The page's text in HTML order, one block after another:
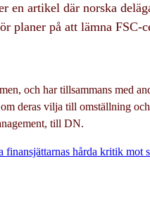
en artikel där norska
planer på att lämna FSC-
och har tillsammans med
deras vilja till omställning
till DN.
finansjättarnas hårda kritik mot